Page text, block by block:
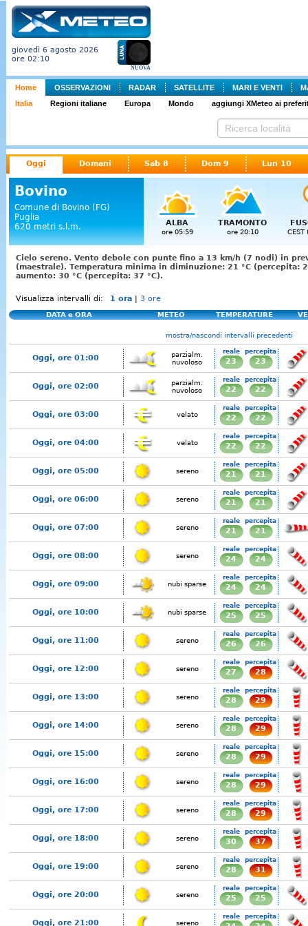
giovedì 6 agosto 2026
ore 02:10
NUOVA
Home OSSERVAZIONI RADAR SATELLITE MARI E VENTI
Italia
Regioni italiane Europa Mondo aggiungi XMeteo ai
Oggi Domani Sab 8 Dom 9 Lun 10
Bovino
Comune di Bovino (FG)
Puglia
620 metri s.l.m.
ALBA
ore 05:59
TRAMONTO
ore 20:10 CEST
Cielo sereno. Vento debole con punte fino a 13 km/h (7 nodi) in
(maestrale). Temperatura minima in diminuzione: 21 °C (percepita:
aumento: 30 °C (percepita: 37 °C).
Visualizza intervalli di: 1 ora | 3 ore
DATA e ORA METEO TEMPERATURE
mostra/nascondi intervalli precedenti
Oggi, ore 01:00
parzialm.
nuvoloso
reale
23
percepita
23
Oggi, ore 02:00
parzialm.
nuvoloso
reale
22
percepita
22
Oggi, ore 03:00 velato
reale
22
percepita
22
Oggi, ore 04:00 velato
reale
22
percepita
22
Oggi, ore 05:00 sereno
reale
21
percepita
21
Oggi, ore 06:00 sereno
reale
21
percepita
21
Oggi, ore 07:00 sereno
reale
21
percepita
21
Oggi, ore 08:00 sereno
reale
24
percepita
24
Oggi, ore 09:00 nubi sparse
reale
24
percepita
24
Oggi, ore 10:00 nubi sparse
reale
25
percepita
25
Oggi, ore 11:00 sereno
reale
26
percepita
26
Oggi, ore 12:00 sereno
reale
27
percepita
28
Oggi, ore 13:00 sereno
reale
28
percepita
29
Oggi, ore 14:00 sereno
reale
28
percepita
29
Oggi, ore 15:00 sereno
reale
28
percepita
29
Oggi, ore 16:00 sereno
reale
28
percepita
29
Oggi, ore 17:00 sereno
reale
28
percepita
29
Oggi, ore 18:00 sereno
reale
30
percepita
37
Oggi, ore 19:00 sereno
reale
28
percepita
31
Oggi, ore 20:00 sereno
reale
25
percepita
25
Oggi, ore 21:00 sereno
reale percepita